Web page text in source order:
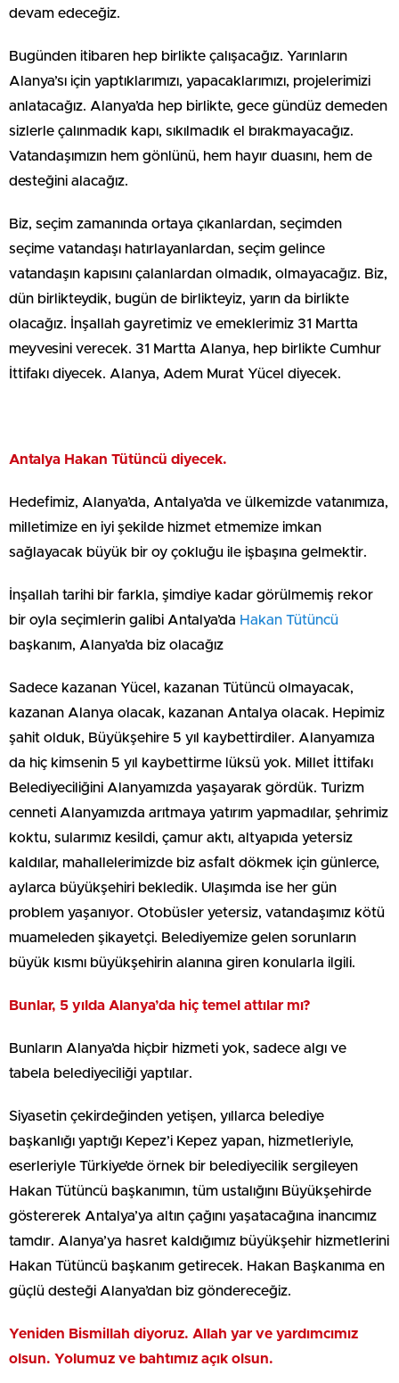
devam edeceğiz.
Bugünden itibaren hep birlikte çalışacağız. Yarınların
Alanya’sı için yaptıklarımızı, yapacaklarımızı, projelerimizi
anlatacağız. Alanya’da hep birlikte, gece gündüz demeden
sizlerle çalınmadık kapı, sıkılmadık el bırakmayacağız.
Vatandaşımızın hem gönlünü, hem hayır duasını, hem de
desteğini alacağız.
Biz, seçim zamanında ortaya çıkanlardan, seçimden
seçime vatandaşı hatırlayanlardan, seçim gelince
vatandaşın kapısını çalanlardan olmadık, olmayacağız. Biz,
dün birlikteydik, bugün de birlikteyiz, yarın da birlikte
olacağız. İnşallah gayretimiz ve emeklerimiz 31 Martta
meyvesini verecek. 31 Martta Alanya, hep birlikte Cumhur
İttifakı diyecek. Alanya, Adem Murat Yücel diyecek.
Antalya Hakan Tütüncü diyecek.
Hedefimiz, Alanya’da, Antalya’da ve ülkemizde vatanımıza,
milletimize en iyi şekilde hizmet etmemize imkan
sağlayacak büyük bir oy çokluğu ile işbaşına gelmektir.
İnşallah tarihi bir farkla, şimdiye kadar görülmemiş rekor
bir oyla seçimlerin galibi Antalya’da Hakan Tütüncü
başkanım, Alanya’da biz olacağız
Sadece kazanan Yücel, kazanan Tütüncü olmayacak,
kazanan Alanya olacak, kazanan Antalya olacak. Hepimiz
şahit olduk, Büyükşehire 5 yıl kaybettirdiler. Alanyamıza
da hiç kimsenin 5 yıl kaybettirme lüksü yok. Millet İttifakı
Belediyeciliğini Alanyamızda yaşayarak gördük. Turizm
cenneti Alanyamızda arıtmaya yatırım yapmadılar, şehrimiz
koktu, sularımız kesildi, çamur aktı, altyapıda yetersiz
kaldılar, mahallelerimizde biz asfalt dökmek için günlerce,
aylarca büyükşehiri bekledik. Ulaşımda ise her gün
problem yaşanıyor. Otobüsler yetersiz, vatandaşımız kötü
muameleden şikayetçi. Belediyemize gelen sorunların
büyük kısmı büyükşehirin alanına giren konularla ilgili.
Bunlar, 5 yılda Alanya’da hiç temel attılar mı?
Bunların Alanya’da hiçbir hizmeti yok, sadece algı ve
tabela belediyeciliği yaptılar.
Siyasetin çekirdeğinden yetişen, yıllarca belediye
başkanlığı yaptığı Kepez’i Kepez yapan, hizmetleriyle,
eserleriyle Türkiye’de örnek bir belediyecilik sergileyen
Hakan Tütüncü başkanımın, tüm ustalığını Büyükşehirde
göstererek Antalya’ya altın çağını yaşatacağına inancımız
tamdır. Alanya’ya hasret kaldığımız büyükşehir hizmetlerini
Hakan Tütüncü başkanım getirecek. Hakan Başkanıma en
güçlü desteği Alanya’dan biz göndereceğiz.
Yeniden Bismillah diyoruz. Allah yar ve yardımcımız
olsun. Yolumuz ve bahtımız açık olsun.